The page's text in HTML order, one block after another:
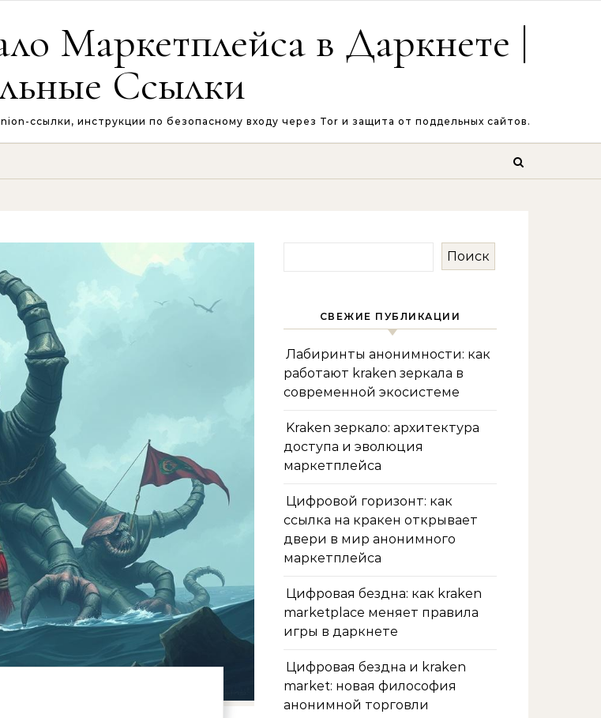
Маркетплейса в Даркнете |
Ссылки
ссылки, инструкции по безопасному входу через Tor и защита от поддельных сайтов.
Поиск
СВЕЖИЕ ПУБЛИКАЦИИ
Лабиринты анонимности: как
работают kraken зеркала в
современной экосистеме
Kraken зеркало: архитектура
доступа и эволюция
маркетплейса
Цифровой горизонт: как
ссылка на кракен открывает
двери в мир анонимного
маркетплейса
Цифровая бездна: как kraken
marketplace меняет правила
игры в даркнете
Цифровая бездна и kraken
market: новая философия
анонимной торговли